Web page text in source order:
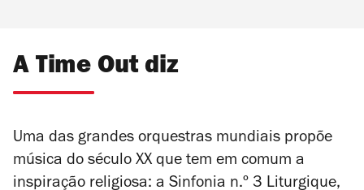
A Time Out diz
Uma das grandes orquestras mundiais propõe
música do século XX que tem em comum a
inspiração religiosa: a Sinfonia n.º 3 Liturgique,